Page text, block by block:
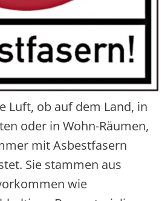
Luft, ob auf dem Land, in
oder in Wohn-Räumen,
mit Asbestfasern
Sie stammen aus
wie